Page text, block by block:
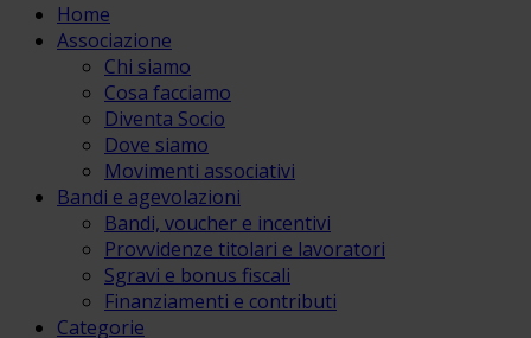
Home
Associazione
Chi siamo
Cosa facciamo
Diventa Socio
Dove siamo
Movimenti associativi
Bandi e agevolazioni
Bandi, voucher e incentivi
Provvidenze titolari e lavoratori
Sgravi e bonus fiscali
Finanziamenti e contributi
Categorie